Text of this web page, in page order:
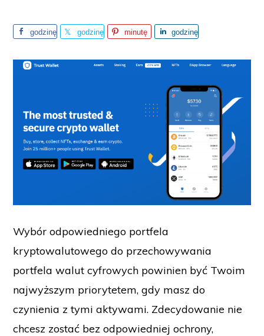
godzinę
godzinę
minutę
godzinę
Wybór odpowiedniego portfela
kryptowalutowego do przechowywania
portfela walut cyfrowych powinien być Twoim
najwyższym priorytetem, gdy masz do
czynienia z tymi aktywami. Zdecydowanie nie
chcesz zostać bez odpowiedniej ochrony,